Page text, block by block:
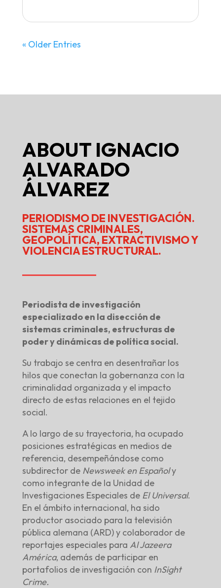
« Older Entries
ABOUT IGNACIO
ALVARADO
ÁLVAREZ
PERIODISMO DE INVESTIGACIÓN.
SISTEMAS CRIMINALES,
GEOPOLÍTICA, EXTRACTIVISMO Y
VIOLENCIA ESTRUCTURAL.
Periodista de investigación
especializado en la disección de
sistemas criminales, estructuras de
poder y dinámicas de política social.
Su trabajo se centra en desentrañar los
hilos que conectan la gobernanza con la
criminalidad organizada y el impacto
directo de estas relaciones en el tejido
social.
A lo largo de su trayectoria, ha ocupado
posiciones estratégicas en medios de
referencia, desempeñándose como
subdirector de Newsweek en Españoly
como integrante de la Unidad de
Investigaciones Especiales de El Universal.
En el ámbito internacional, ha sido
productor asociado para la televisión
pública alemana (ARD) y colaborador de
reportajes especiales para Al Jazeera
América, además de participar en
portafolios de investigación con InSight
Crime.